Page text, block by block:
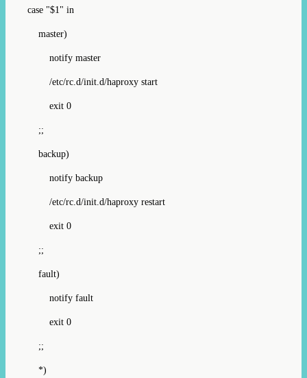
case "$1" in
master)
notify master
/etc/rc.d/init.d/haproxy start
exit 0
;;
backup)
notify backup
/etc/rc.d/init.d/haproxy restart
exit 0
;;
fault)
notify fault
exit 0
;;
*)